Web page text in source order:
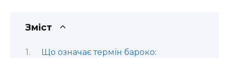
Зміст
Що означає термін бароко: